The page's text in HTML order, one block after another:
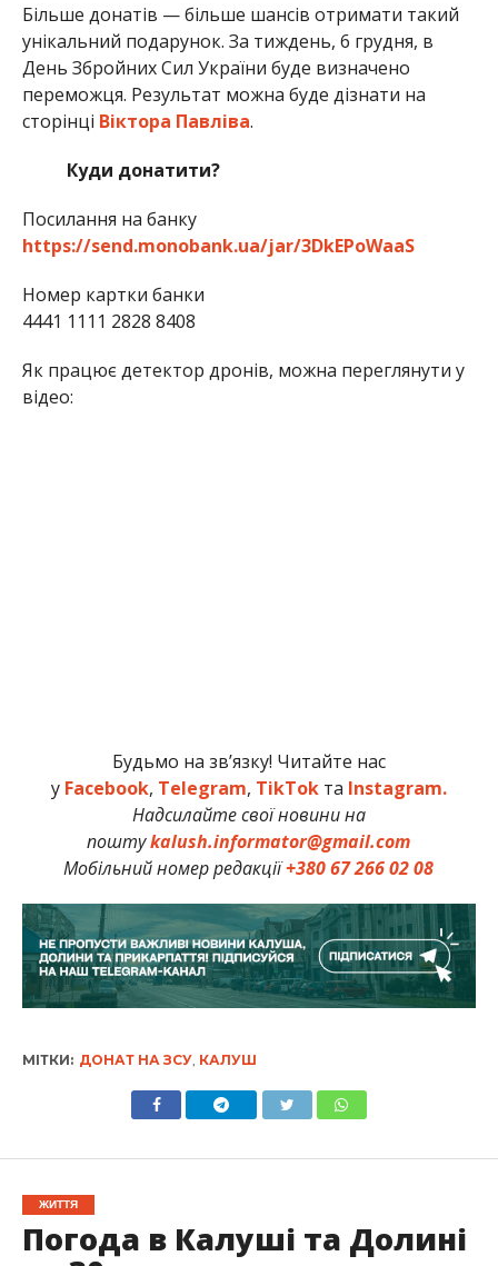
Більше донатів — більше шансів отримати такий
унікальний подарунок. За тиждень, 6 грудня, в
День Збройних Сил України буде визначено
переможця. Результат можна буде дізнати на
сторінці Віктора Павліва.
Куди донатити?
Посилання на банку
https://send.monobank.ua/jar/3DkEPoWaaS
Номер картки банки
4441 1111 2828 8408
Як працює детектор дронів, можна переглянути у
відео:
Будьмо на зв’язку! Читайте нас
у Facebook, Telegram, TikTokта Instagram.
Надсилайте свої новини на
поштуkalush.informator@gmail.com
Мобільний номер редакції+380 67 266 02 08
МІТКИ: ДОНАТ НА ЗСУ, КАЛУШ
ЖИТТЯ
Погода в Калуші та Долині